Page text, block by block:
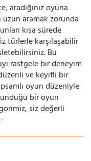
aradığınız oyuna
aramak zorunda
kısa sürede
türlerle karşılaşabilir
Bu
rastgele bir deneyim
ve keyifli bir
oyun düzeniyle
bir oyun
siz değerli